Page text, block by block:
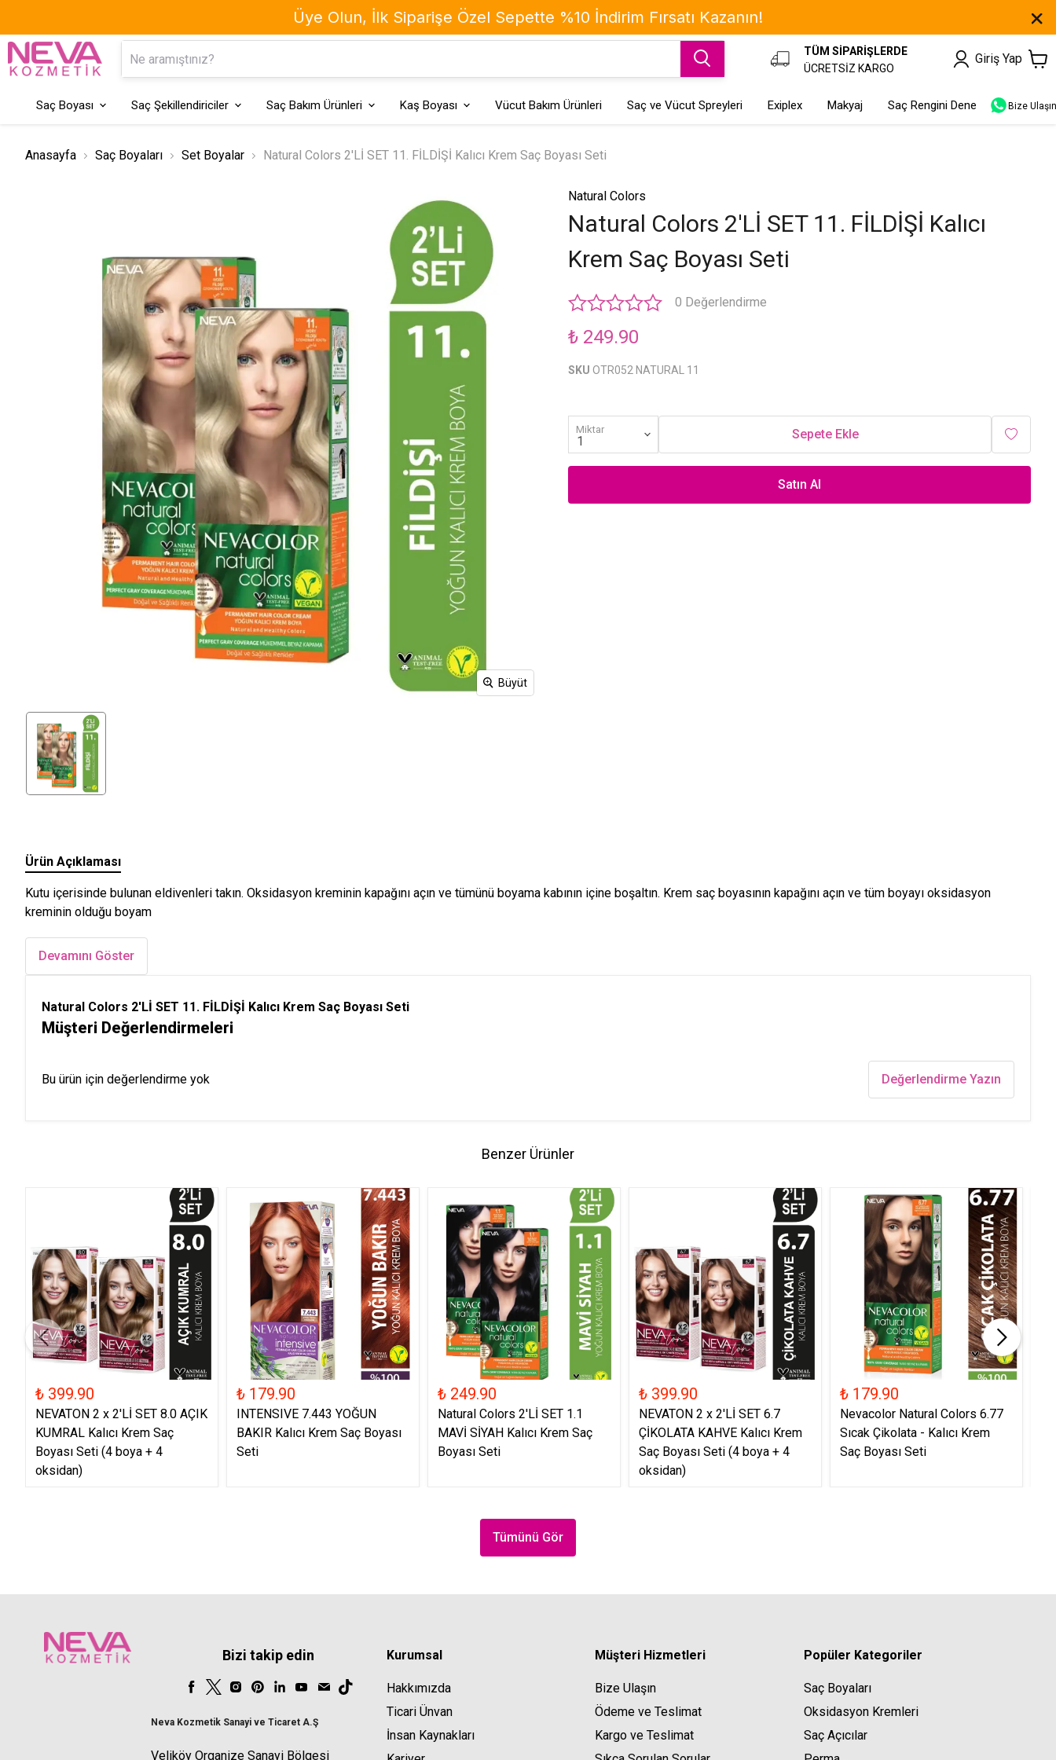
TÜM SİPARİŞLERDE
ÜCRETSİZ KARGO
Giriş Yap
Saç Boyası Saç Şekillendiriciler Saç Bakım Ürünleri Kaş Boyası Vücut Bakım Ürünleri Saç ve Vücut Spreyleri Exiplex Makyaj Saç Rengini Dene Bize Ulaşın
Anasayfa Saç Boyaları Set Boyalar Natural Colors 2'Lİ SET 11. FİLDİŞİ Kalıcı Krem Saç Boyası Seti
Büyüt
Natural Colors
Natural Colors 2'Lİ SET 11. FİLDİŞİ Kalıcı
Krem Saç Boyası Seti
0 Değerlendirme
₺ 249.90
SKU OTR052 NATURAL 11
Miktar Sepete Ekle
Satın Al
Ürün Açıklaması
Kutu içerisinde bulunan eldivenleri takın. Oksidasyon kreminin kapağını açın ve tümünü boyama kabının içine boşaltın. Krem saç boyasının kapağını açın ve tüm boyayı oksidasyon
kreminin olduğu boyam
Devamını Göster
Natural Colors 2'Lİ SET 11. FİLDİŞİ Kalıcı Krem Saç Boyası Seti
Müşteri Değerlendirmeleri
Bu ürün için değerlendirme yok Değerlendirme Yazın
Benzer Ürünler
₺ 399.90
NEVATON 2 x 2'Lİ SET 8.0 AÇIK
KUMRAL Kalıcı Krem Saç
Boyası Seti (4 boya + 4
oksidan)
₺ 179.90
INTENSIVE 7.443 YOĞUN
BAKIR Kalıcı Krem Saç Boyası
Seti
₺ 249.90
Natural Colors 2'Lİ SET 1.1
MAVİ SİYAH Kalıcı Krem Saç
Boyası Seti
₺ 399.90
NEVATON 2 x 2'Lİ SET 6.7
ÇİKOLATA KAHVE Kalıcı Krem
Saç Boyası Seti (4 boya + 4
oksidan)
₺ 179.90
Nevacolor Natural Colors 6.77
Sıcak Çikolata - Kalıcı Krem
Saç Boyası Seti
Tümünü Gör
Bizi takip edin
Neva Kozmetik Sanayi ve Ticaret A.Ş
Veliköy Organize Sanayi Bölgesi
Kurumsal
Hakkımızda
Ticari Ünvan
İnsan Kaynakları
Müşteri Hizmetleri
Bize Ulaşın
Ödeme ve Teslimat
Kargo ve Teslimat
Popüler Kategoriler
Saç Boyaları
Oksidasyon Kremleri
Saç Açıcılar
Üye Olun, İlk Siparişe Özel Sepette %10 İndirim Fırsatı Kazanın!